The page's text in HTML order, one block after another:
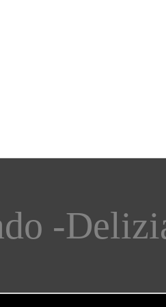
-Delizia